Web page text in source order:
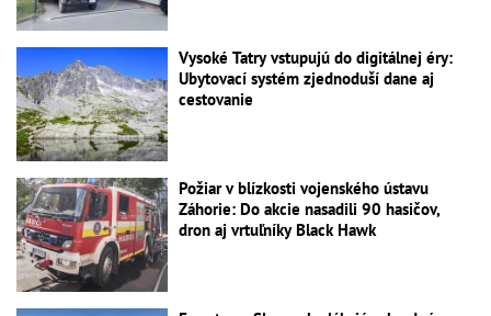
Vysoké Tatry vstupujú do digitálnej éry:
Ubytovací systém zjednoduší dane aj
cestovanie
Požiar v blízkosti vojenského ústavu
Záhorie: Do akcie nasadili 90 hasičov,
dron aj vrtuľníky Black Hawk